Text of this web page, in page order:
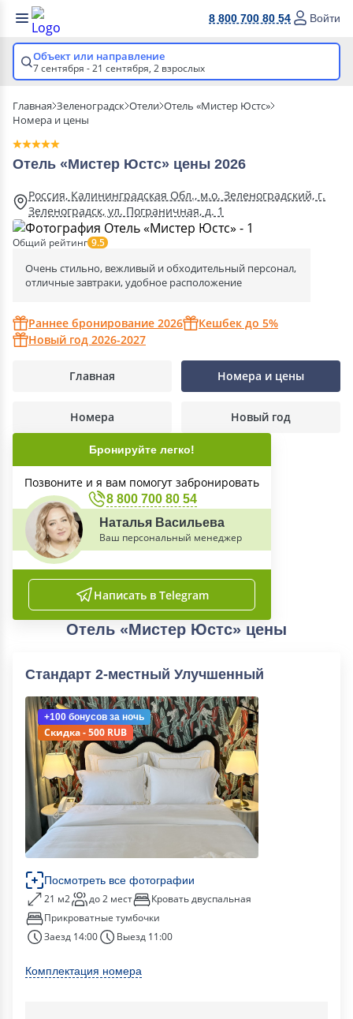
8 800 700 80 54 Войти
Объект или направление
7 сентября - 21 сентября, 2 взрослых
Главная Зеленоградск Отели Отель «Мистер Юстс»
Номера и цены
Отель «Мистер Юстс» цены 2026
Россия, Калининградская Обл., м.о. Зеленоградский, г.
Зеленоградск, ул. Пограничная, д. 1
Общий рейтинг 9.5
Очень стильно, вежливый и обходительный персонал,
отличные завтраки, удобное расположение
Раннее бронирование 2026
Кешбек до 5%
Новый год 2026-2027
Главная Номера и цены
Номера Новый год
Бронируйте легко!
Позвоните и я вам помогут забронировать
8 800 700 80 54
Наталья Васильева
Ваш персональный менеджер
Написать в Telegram
Отель «Мистер Юстс» цены
Стандарт 2-местный Улучшенный
+100 бонусов за ночь
Скидка - 500 RUB
Посмотреть все фотографии
21 м2 до 2 мест
Кровать двуспальная
Прикроватные тумбочки
Заезд 14:00
Выезд 11:00
Комплектация номера